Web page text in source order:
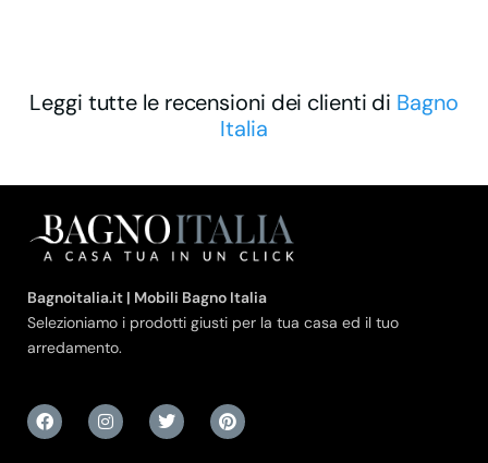
Leggi tutte le recensioni dei clienti di Bagno
Italia
Bagnoitalia.it | Mobili Bagno Italia
Selezioniamo i prodotti giusti per la tua casa ed il tuo
arredamento.